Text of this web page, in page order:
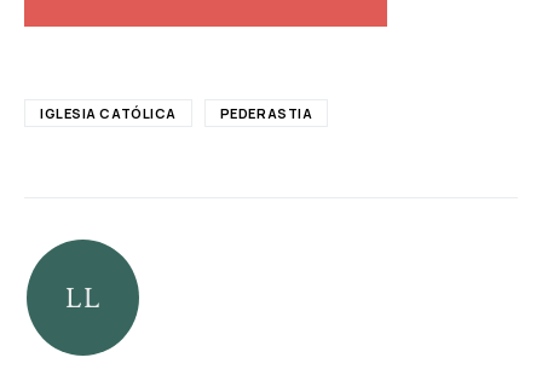
IGLESIA CATÓLICA PEDERASTIA